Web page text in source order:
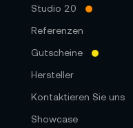
Studio 2.0
Referenzen
Gutscheine
Hersteller
Kontaktieren Sie uns
Showcase